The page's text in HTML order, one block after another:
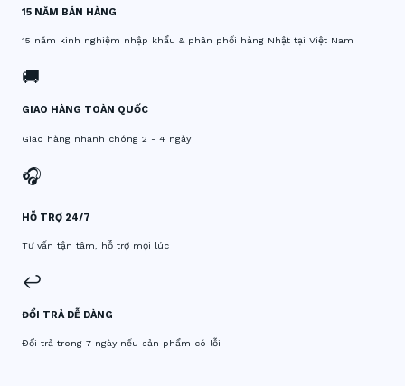
15 NĂM BÁN HÀNG
15 năm kinh nghiệm nhập khẩu & phân phối hàng Nhật tại Việt Nam
🚚
GIAO HÀNG TOÀN QUỐC
Giao hàng nhanh chóng 2 - 4 ngày
🎧
HỖ TRỢ 24/7
Tư vấn tận tâm, hỗ trợ mọi lúc
↩️
ĐỔI TRẢ DỄ DÀNG
Đổi trả trong 7 ngày nếu sản phẩm có lỗi